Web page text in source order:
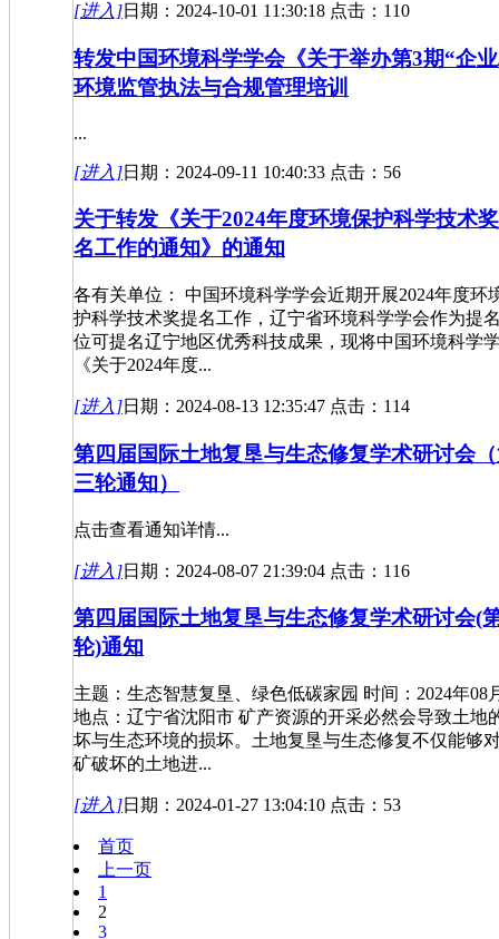
[进入]日期：2024-10-01 11:30:18 点击：110
转发中国环境科学学会《关于举办第3期“企
环境监管执法与合规管理培训
...
[进入]日期：2024-09-11 10:40:33 点击：56
关于转发《关于2024年度环境保护科学技术
名工作的通知》的通知
各有关单位： 中国环境科学学会近期开展2024年度环
护科学技术奖提名工作，辽宁省环境科学学会作为提
位可提名辽宁地区优秀科技成果，现将中国环境科学
《关于2024年度...
[进入]日期：2024-08-13 12:35:47 点击：114
第四届国际土地复垦与生态修复学术研讨会
三轮通知）
点击查看通知详情...
[进入]日期：2024-08-07 21:39:04 点击：116
第四届国际土地复垦与生态修复学术研讨会(
轮)通知
主题：生态智慧复垦、绿色低碳家园 时间：2024年08
地点：辽宁省沈阳市 矿产资源的开采必然会导致土地
坏与生态环境的损坏。土地复垦与生态修复不仅能够
矿破坏的土地进...
[进入]日期：2024-01-27 13:04:10 点击：53
首页
上一页
1
2
3